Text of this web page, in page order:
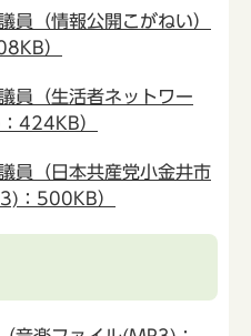
（情報公開こがねい）
）
（生活者ネットワー
424KB）
（日本共産党小金井市
：500KB）